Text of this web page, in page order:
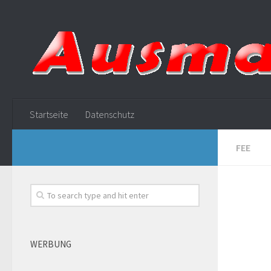
Startseite Datenschutz
FEE
WERBUNG